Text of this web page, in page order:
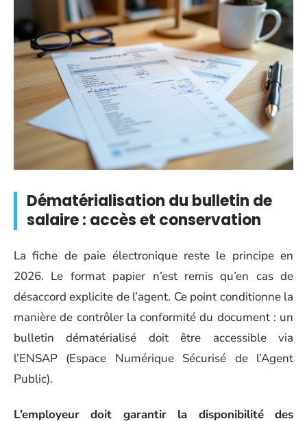
Dématérialisation du bulletin de
salaire : accès et conservation
La fiche de paie électronique reste le principe en
2026. Le format papier n’est remis qu’en cas de
désaccord explicite de l’agent. Ce point conditionne la
manière de contrôler la conformité du document : un
bulletin dématérialisé doit être accessible via
l’ENSAP (Espace Numérique Sécurisé de l’Agent
Public).
L’employeur doit garantir la disponibilité des